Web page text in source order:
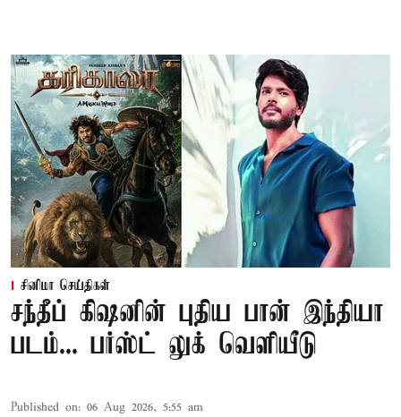
சினிமா செய்திகள்
சந்தீப் கிஷனின் புதிய பான் இந்தியா
படம்... பர்ஸ்ட் லுக் வெளியீடு
Published on: 06 Aug 2026, 5:55 am